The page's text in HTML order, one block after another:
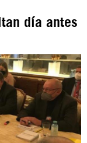
hispantv
día antes